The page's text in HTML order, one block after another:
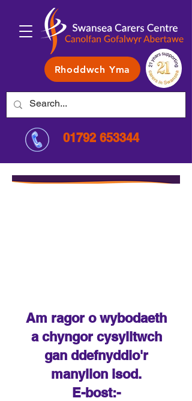
Rhoddwch Yma
01792 653344
Am ragor o wybodaeth
a chyngor cysylltwch
gan ddefnyddio'r
manylion isod.
E-bost:-